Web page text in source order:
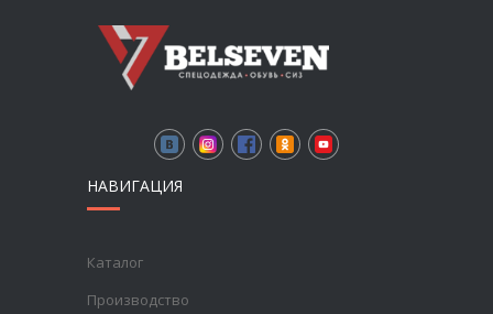
НАВИГАЦИЯ
Каталог
Производство